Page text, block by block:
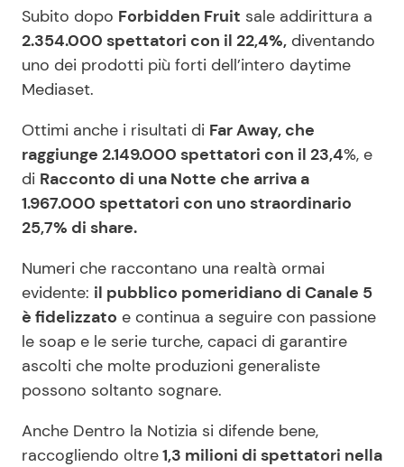
Subito dopo Forbidden Fruit sale addirittura a
2.354.000 spettatori con il 22,4%, diventando
uno dei prodotti più forti dell’intero daytime
Mediaset.
Ottimi anche i risultati di Far Away, che
raggiunge 2.149.000 spettatori con il 23,4%, e
di Racconto di una Notte che arriva a
1.967.000 spettatori con uno straordinario
25,7% di share.
Numeri che raccontano una realtà ormai
evidente: il pubblico pomeridiano di Canale 5
è fidelizzato e continua a seguire con passione
le soap e le serie turche, capaci di garantire
ascolti che molte produzioni generaliste
possono soltanto sognare.
Anche Dentro la Notizia si difende bene,
raccogliendo oltre1,3 milioni di spettatori nella